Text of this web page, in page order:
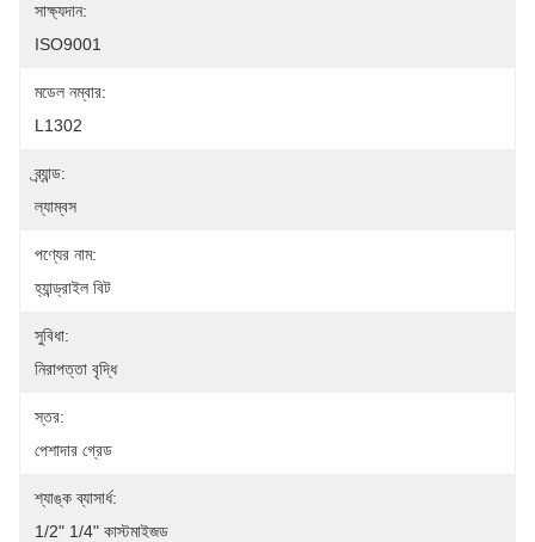
সাক্ষ্যদান:
ISO9001
মডেল নম্বার:
L1302
ব্র্যান্ড:
ল্যাম্বস
পণ্যের নাম:
হ্যান্ড্রাইল বিট
সুবিধা:
নিরাপত্তা বৃদ্ধি
স্তর:
পেশাদার গ্রেড
শ্যাঙ্ক ব্যাসার্ধ:
1/2" 1/4" কাস্টমাইজড